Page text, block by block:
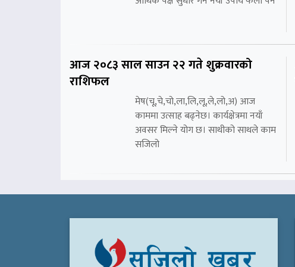
आज २०८३ साल साउन २२ गते शुक्रवारको
राशिफल
मेष(चू,चे,चो,ला,लि,लू,ले,लो,अ) आज
काममा उत्साह बढ्नेछ। कार्यक्षेत्रमा नयाँ
अवसर मिल्ने योग छ। साथीको साथले काम
सजिलो